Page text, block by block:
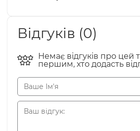
Відгуків (0)
Немає відгуків про цей
першим, хто додасть